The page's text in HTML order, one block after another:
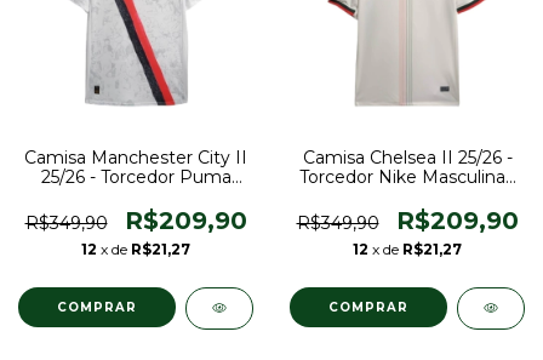
Camisa Manchester City II
25/26 - Torcedor Puma
R$349,90
R$209,90
12 x de R$21,27
COMPRAR
Camisa Chelsea II 25/26 -
Torcedor Nike Masculina -
azul e vermelho
R$349,90 R$209,90
12 x de R$21,27
COMPRAR